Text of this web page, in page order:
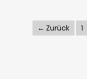
← Zurück 1